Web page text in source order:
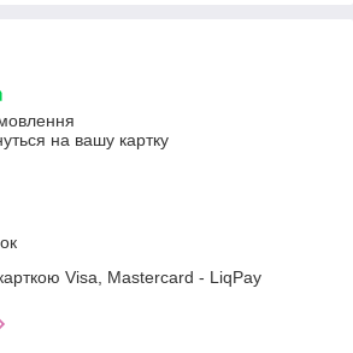
на вашу картку
Visa, Mastercard - LiqPay